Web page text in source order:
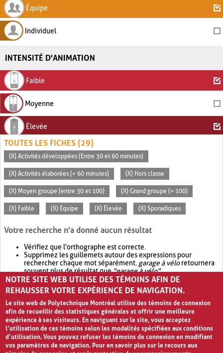
Équipe
Individuel
INTENSITÉ D'ANIMATION
Faible
Moyenne
Élevée
TOUTES LES FICHES (29)
(X) Activités développées (Entre 30 et 60 minutes)
(X) Activités élaborées (> 60 minutes) (X) Hors classe
(X) Moyen groupe (entre 30 et 100) (X) Grand groupe (> 100)
(X) Faible (X) Équipe (X) Élevée (X) Sporadiques
Votre recherche n'a donné aucun résultat
Vérifiez que l'orthographe est correcte.
Supprimez les guillemets autour des expressions pour
rechercher chaque mot séparément. garage à véloretournera
souvent plus de résultat que"garage à vélo".
Envisagez d'élargir votre recherche avec OR.garage OR vélo
retournera souvent plus de résultat quegarage à vélo
NOTRE SITE WEB UTILISE DES TÉMOINS AFIN DE
REHAUSSER VOTRE EXPÉRIENCE DE NAVIGATION.
Le site web de Polytechnique Montréal utilise des témoins de connexion
afin de recueillir des statistiques générales et offrir une meilleure
expérience à ses visiteurs. En naviguant sur le site, vous acceptez
l’utilisation de ces témoins selon les modalités spécifiées aux conditions
d’utilisation. Vous pouvez refuser les témoins de connexion en modifiant
vos paramètres de navigation. Pour en savoir plus sur le recours aux